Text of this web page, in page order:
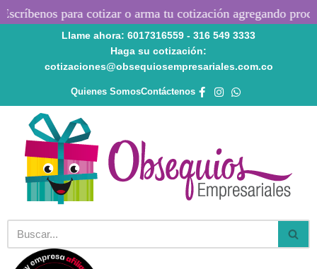
contenido
para cotizar o arma tu cotización agregando
Llame ahora: 6017316559 - 316 549 3333
Haga su cotización:
cotizaciones@obsequiosempresariales.com.co
Quienes SomosContáctenos